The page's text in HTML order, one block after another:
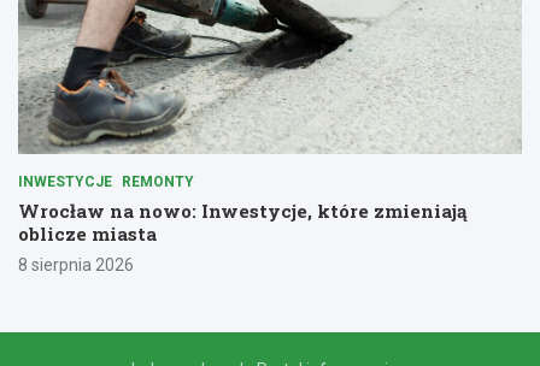
INWESTYCJE REMONTY
Wrocław na nowo: Inwestycje, które zmieniają
oblicze miasta
8 sierpnia 2026